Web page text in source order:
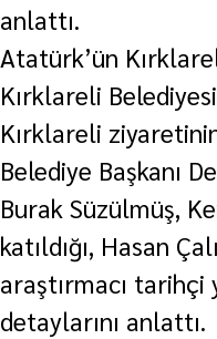
anlattı.
Atatürk’ün
Kırklareli
Kırklareli
Belediye Başkanı
Burak Süzülmüş,
katıldığı, Hasan
araştırmacı
detaylarını anlattı.